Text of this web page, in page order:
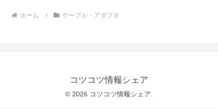
ホーム ケーブル・アダプタ
コツコツ情報シェア
© 2026 コツコツ情報シェア.